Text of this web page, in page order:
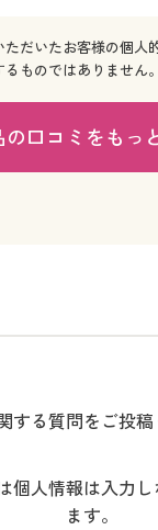
だいたお客様の個人
ものではありません。
の口コミをもっ
する質問をご投稿
個人情報は入力
ます。